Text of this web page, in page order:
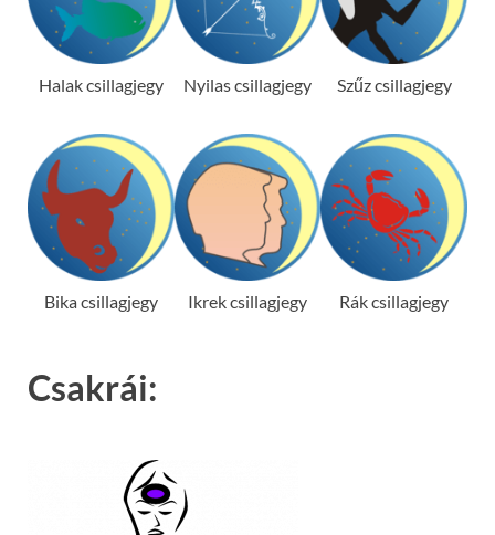
Halak csillagjegy Nyilas csillagjegy Szűz csillagjegy
Bika csillagjegy Ikrek csillagjegy Rák csillagjegy
Csakrái: